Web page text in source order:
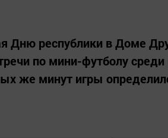
Дню республики в Доме
по мини-футболу
же минут игры